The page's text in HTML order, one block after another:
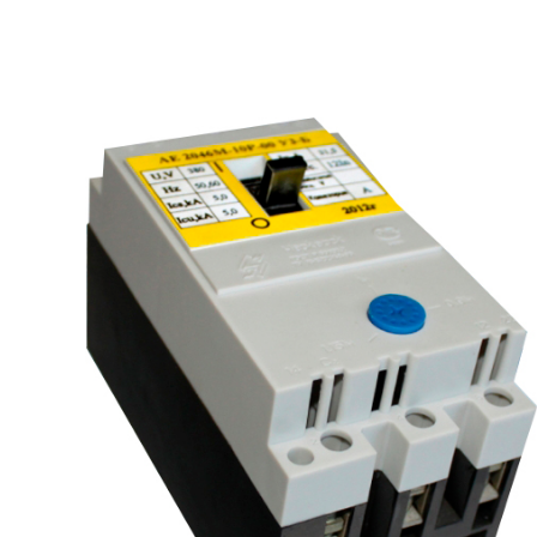
(Филиал
15.02.2022
Электро выиграла тендер на
поставку деревянных опор ЛЭП
складского оперативного
Татьяна (Branch of «Saren B.
V.» PLLC)
Выражаю благодарность
оперативную обработку нашего
Выставили коммерческое
хорошей цене в течение двух
малого сотня товарных